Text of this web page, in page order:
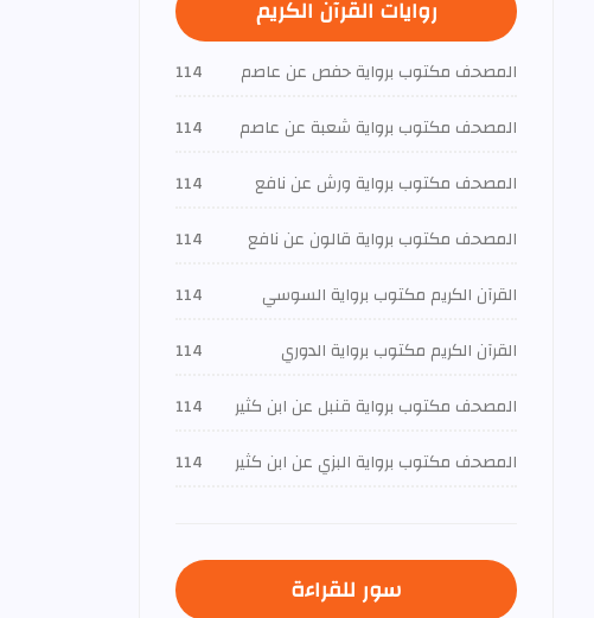
روايات القرآن الكريم
المصحف مكتوب برواية حفص عن عاصم
114
المصحف مكتوب برواية شعبة عن عاصم
114
المصحف مكتوب برواية ورش عن نافع
114
المصحف مكتوب برواية قالون عن نافع
114
القرآن الكريم مكتوب برواية السوسي
114
القرآن الكريم مكتوب برواية الدوري
114
المصحف مكتوب برواية قنبل عن ابن كثير
114
المصحف مكتوب برواية البزي عن ابن كثير
114
سور للقراءة